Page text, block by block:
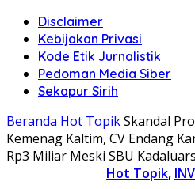
Disclaimer
Kebijakan Privasi
Kode Etik Jurnalistik
Pedoman Media Siber
Sekapur Sirih
Beranda Hot TopikSkandal
Kemenag Kaltim, CV Endang
Rp3 Miliar Meski SBU
Hot Topik,